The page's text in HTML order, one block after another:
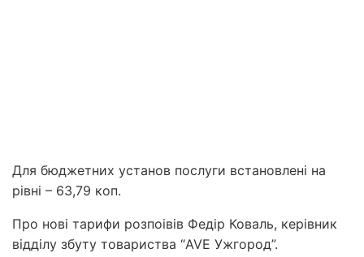
Для бюджетних установ послуги встановлені на
рівні – 63,79 коп.
Про нові тарифи розпоівів Федір Коваль, керівник
відділу збуту товариства “AVE Ужгород”.